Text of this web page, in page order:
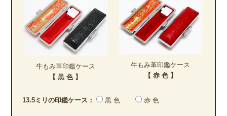
牛もみ革印鑑ケース
【 黒 色 】
牛もみ革印鑑ケース
【 赤 色 】
13.5ミリの印鑑ケース： 黒 色 赤 色